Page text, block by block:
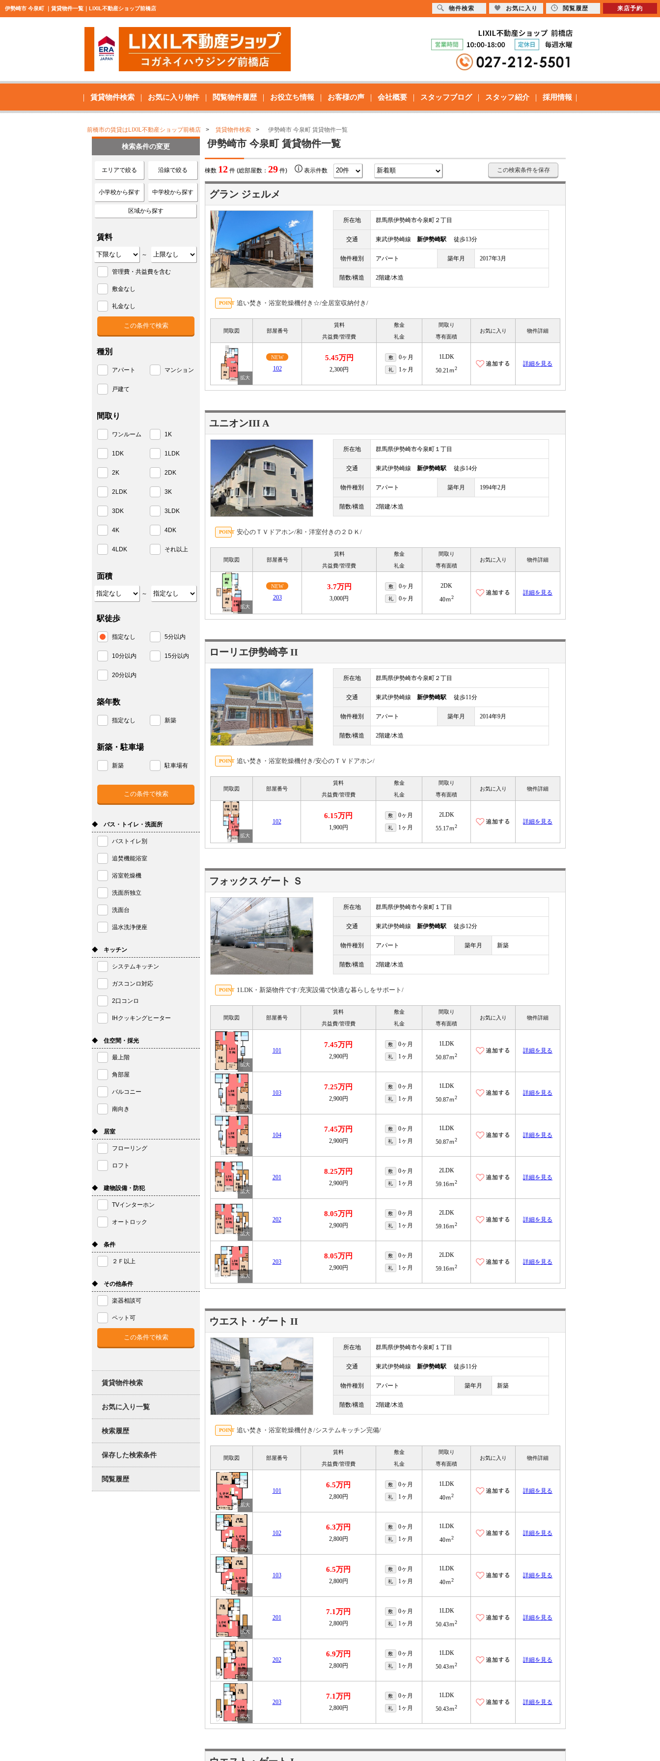
伊勢崎市 今泉町 ｜賃貸物件一覧｜LIXIL不動産ショップ前橋店
賃貸物件検索 お気に入り物件 閲覧物件履歴 お役立ち情報 お客様の声 会社概要 スタッフブログ スタッフ紹介 採用情報
前橋市の賃貸はLIXIL不動産ショップ前橋店 賃貸物件検索 伊勢崎市 今泉町 賃貸物件一覧
伊勢崎市 今泉町 賃貸物件一覧
棟数 12 件 (総部屋数： 29 件) 表示件数 この検索条件を保存
グラン ジェルメ
所在地 群馬県伊勢崎市今泉町２丁目
交通 東武伊勢崎線 新伊勢崎駅 徒歩13分
物件種別 アパート 築年月 2017年3月
階数/構造 2階建/木造
追い焚き・浴室乾燥機付き☆/全居室収納付き/
間取図 部屋番号
賃料
共益費/管理費
敷金
礼金
間取り
専有面積
お気に入り 物件詳細
NEW
102
5.45万円
2,300円
敷 0ヶ月
礼 1ヶ月
1LDK
50.21ｍ2
詳細を見る
ユニオンIII A
所在地 群馬県伊勢崎市今泉町１丁目
交通 東武伊勢崎線 新伊勢崎駅 徒歩14分
物件種別 アパート 築年月 1994年2月
階数/構造 2階建/木造
安心のＴＶドアホン/和・洋室付きの２ＤＫ/
間取図 部屋番号
賃料
共益費/管理費
敷金
礼金
間取り
専有面積
お気に入り 物件詳細
NEW
203
3.7万円
3,000円
敷 0ヶ月
礼 0ヶ月
2DK
40ｍ2
詳細を見る
ローリエ伊勢崎亭 II
所在地 群馬県伊勢崎市今泉町２丁目
交通 東武伊勢崎線 新伊勢崎駅 徒歩11分
物件種別 アパート 築年月 2014年9月
階数/構造 2階建/木造
追い焚き・浴室乾燥機付き/安心のＴＶドアホン/
間取図 部屋番号
賃料
共益費/管理費
敷金
礼金
間取り
専有面積
お気に入り 物件詳細
102
6.15万円
1,900円
敷 0ヶ月
礼 1ヶ月
2LDK
55.17ｍ2
詳細を見る
フォックス ゲート Ｓ
所在地 群馬県伊勢崎市今泉町１丁目
交通 東武伊勢崎線 新伊勢崎駅 徒歩12分
物件種別 アパート 築年月 新築
階数/構造 2階建/木造
1LDK・新築物件です/充実設備で快適な暮らしをサポート/
間取図 部屋番号
賃料
共益費/管理費
敷金
礼金
間取り
専有面積
お気に入り 物件詳細
101
7.45万円
2,900円
敷 0ヶ月
礼 1ヶ月
1LDK
50.87ｍ2
詳細を見る
103
7.25万円
2,900円
敷 0ヶ月
礼 1ヶ月
1LDK
50.87ｍ2
詳細を見る
104
7.45万円
2,900円
敷 0ヶ月
礼 1ヶ月
1LDK
50.87ｍ2
詳細を見る
201
8.25万円
2,900円
敷 0ヶ月
礼 1ヶ月
2LDK
59.16ｍ2
詳細を見る
202
8.05万円
2,900円
敷 0ヶ月
礼 1ヶ月
2LDK
59.16ｍ2
詳細を見る
203
8.05万円
2,900円
敷 0ヶ月
礼 1ヶ月
2LDK
59.16ｍ2
詳細を見る
ウエスト・ゲート II
所在地 群馬県伊勢崎市今泉町１丁目
交通 東武伊勢崎線 新伊勢崎駅 徒歩11分
物件種別 アパート 築年月 新築
階数/構造 2階建/木造
追い焚き・浴室乾燥機付き/システムキッチン完備/
間取図 部屋番号
賃料
共益費/管理費
敷金
礼金
間取り
専有面積
お気に入り 物件詳細
101
6.5万円
2,800円
敷 0ヶ月
礼 1ヶ月
1LDK
40ｍ2
詳細を見る
102
6.3万円
2,800円
敷 0ヶ月
礼 1ヶ月
1LDK
40ｍ2
詳細を見る
103
6.5万円
2,800円
敷 0ヶ月
礼 1ヶ月
1LDK
40ｍ2
詳細を見る
201
7.1万円
2,800円
敷 0ヶ月
礼 1ヶ月
1LDK
50.43ｍ2
詳細を見る
202
6.9万円
2,800円
敷 0ヶ月
礼 1ヶ月
1LDK
50.43ｍ2
詳細を見る
203
7.1万円
2,800円
敷 0ヶ月
礼 1ヶ月
1LDK
50.43ｍ2
詳細を見る
検索条件の変更
エリアで絞る 沿線で絞る
小学校から探す 中学校から探す
区域から探す
賃料
～
管理費・共益費を含む
敷金なし
礼金なし
種別
アパート マンション
戸建て
間取り
ワンルーム 1K
1DK 1LDK
2K 2DK
2LDK 3K
3DK 3LDK
4K 4DK
4LDK それ以上
面積
～
駅徒歩
指定なし 5分以内
10分以内 15分以内
20分以内
築年数
指定なし 新築
新築・駐車場
新築 駐車場有
◆ バス・トイレ・洗面所
バストイレ別
追焚機能浴室
浴室乾燥機
洗面所独立
洗面台
温水洗浄便座
◆ キッチン
システムキッチン
ガスコンロ対応
2口コンロ
IHクッキングヒーター
◆ 住空間・採光
最上階
角部屋
バルコニー
南向き
◆ 居室
フローリング
ロフト
◆ 建物設備・防犯
TVインターホン
オートロック
◆ 条件
２Ｆ以上
◆ その他条件
楽器相談可
ペット可
賃貸物件検索
お気に入り一覧
検索履歴
保存した検索条件
閲覧履歴
物件検索 お気に入り 閲覧履歴 来店予約